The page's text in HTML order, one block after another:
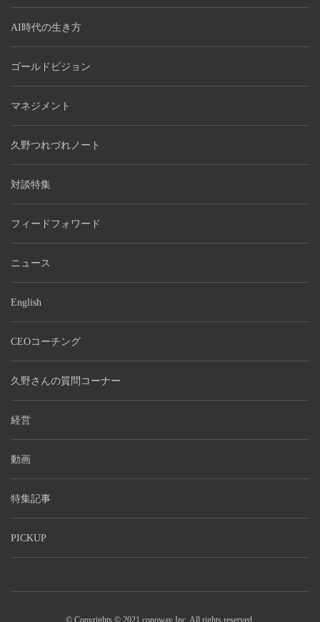
AI時代の生き方
ゴールドビジョン
マネジメント
久野つれづれノート
対談特集
フィードフォワード
ニュース
English
CEOコーチング
久野さんの質問コーナー
経営
動画
特集記事
PICKUP